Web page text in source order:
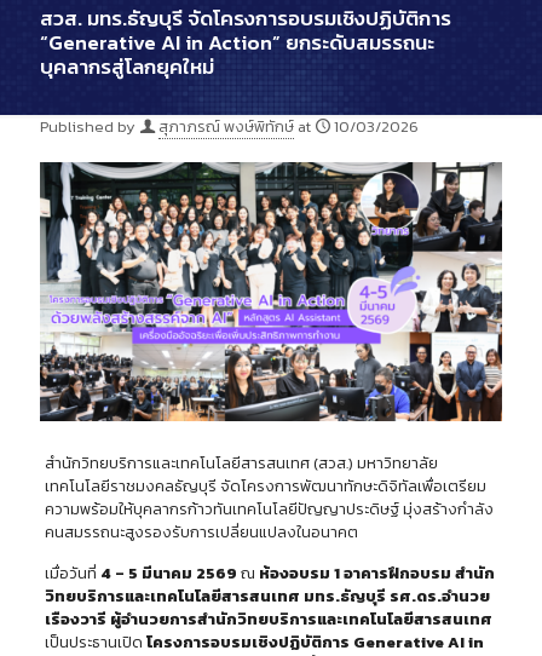
สวส. มทร.ธัญบุรี จัดโครงการอบรมเชิงปฏิบัติการ
“Generative AI in Action” ยกระดับสมรรถนะ
บุคลากรสู่โลกยุคใหม่
Published by สุภาภรณ์ พงษ์พิทักษ์ at 10/03/2026
สำนักวิทยบริการและเทคโนโลยีสารสนเทศ (สวส.) มหาวิทยาลัย
เทคโนโลยีราชมงคลธัญบุรี จัดโครงการพัฒนาทักษะดิจิทัลเพื่อเตรียม
ความพร้อมให้บุคลากรก้าวทันเทคโนโลยีปัญญาประดิษฐ์ มุ่งสร้างกำลัง
คนสมรรถนะสูงรองรับการเปลี่ยนแปลงในอนาคต
เมื่อวันที่ 4 – 5 มีนาคม 2569 ณ ห้องอบรม 1 อาคารฝึกอบรม สำนัก
วิทยบริการและเทคโนโลยีสารสนเทศ มทร.ธัญบุรี รศ.ดร.อำนวย
เรืองวารี ผู้อำนวยการสำนักวิทยบริการและเทคโนโลยีสารสนเทศ
เป็นประธานเปิด โครงการอบรมเชิงปฏิบัติการ Generative AI in